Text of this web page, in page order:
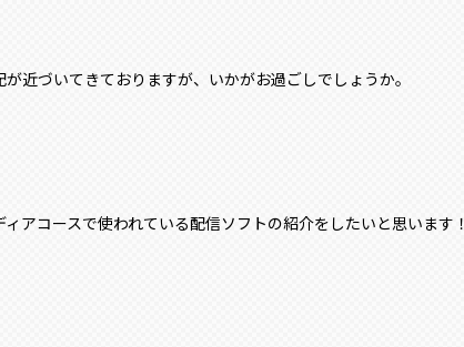
近づいてきておりますが、いかがお過ごしでしょうか。
アコースで使われている配信ソフトの紹介をしたいと思います！